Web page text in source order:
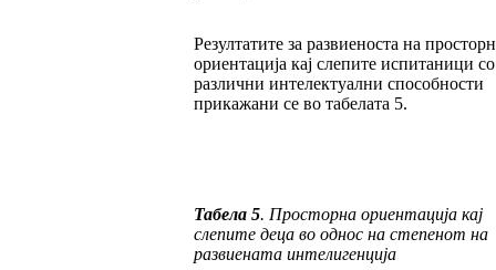
Резултатите за развиеноста на
ори­ен­тација кај слепите испитаници со
различни ин­­телектуални способности
прикажани се во табелата 5.
Табела 5. Просторна ориентација кај
слепите деца во однос на степенот на
развиената интелигенција